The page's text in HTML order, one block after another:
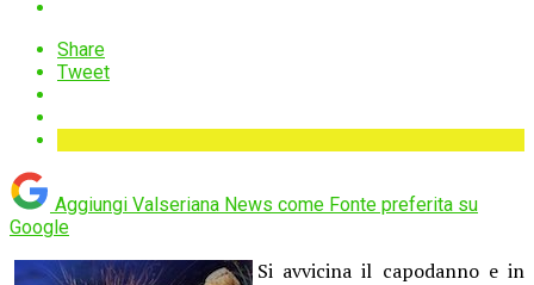
Share
Tweet
Aggiungi Valseriana News come Fonte preferita su
Google
Si avvicina il capodanno e in